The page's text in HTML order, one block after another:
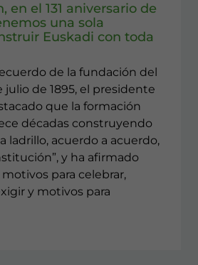
en el 131 aniversario de
una sola
Euskadi con toda
de la fundación del
julio de 1895, el presidente
que la formación
décadas construyendo
ladrillo, acuerdo a acuerdo,
y ha afirmado
para celebrar,
y motivos para